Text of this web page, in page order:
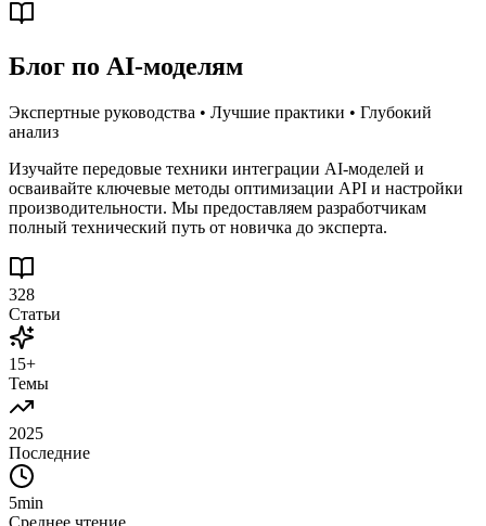
Блог по AI-моделям
Экспертные руководства • Лучшие практики • Глубокий
анализ
Изучайте передовые техники интеграции AI-моделей и
осваивайте ключевые методы оптимизации API и настройки
производительности. Мы предоставляем разработчикам
полный технический путь от новичка до эксперта.
328
Статьи
15+
Темы
2025
Последние
5min
Среднее чтение